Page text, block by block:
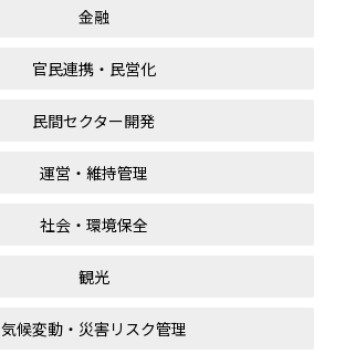
金融
官民連携・民営化
民間セクター開発
運営・維持管理
社会・環境保全
観光
気候変動・災害リスク管理